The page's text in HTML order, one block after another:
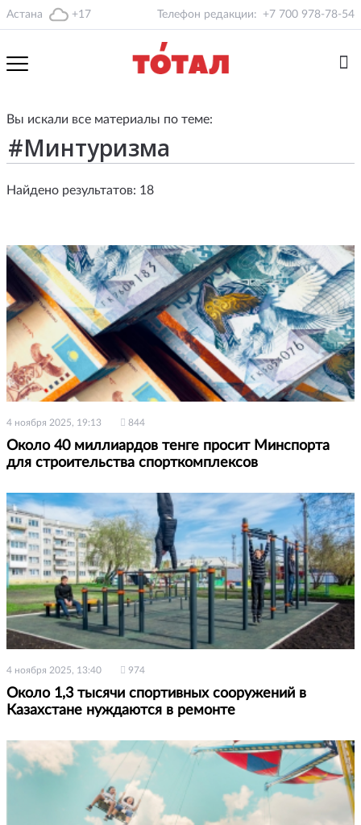
Астана +17 Телефон редакции: +7 700 978-78-54
Вы искали все материалы по теме:
Найдено результатов: 18
4 ноября 2025, 19:13 844
Около 40 миллиардов тенге просит Минспорта
для строительства спорткомплексов
4 ноября 2025, 13:40 974
Около 1,3 тысячи спортивных сооружений в
Казахстане нуждаются в ремонте